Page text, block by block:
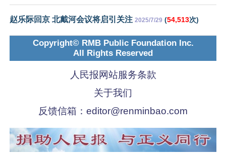
赵乐际回京 北戴河会议将启引关注 2025/7/29 (54,513次)
Copyright© RMB Public Foundation Inc.
All Rights Reserved
人民报网站服务条款
关于我们
反馈信箱： editor@renminbao.com